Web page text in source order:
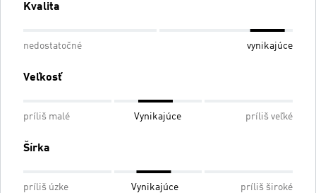
Kvalita
nedostatočné vynikajúce
Veľkosť
príliš malé Vynikajúce príliš veľké
Šírka
príliš úzke Vynikajúce príliš široké